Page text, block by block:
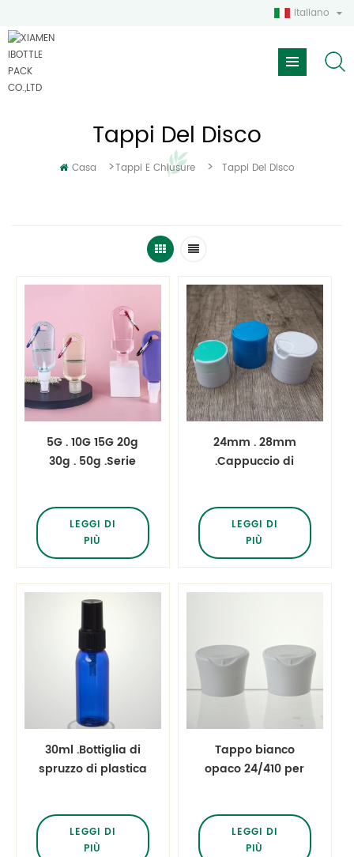
Italiano
Tappi Del Disco
Casa >Tappi E Chiusure > Tappi Del Disco
5G . 10G 15G 20g
30g . 50g .Serie
barattoli
LEGGI DI
PIÙ
24mm . 28mm
.Cappuccio di
cosmetici PP tappo
superiore del disco
LEGGI DI
PIÙ
30ml .Bottiglia di
spruzzo di plastica
cosmetico
LEGGI DI
PIÙ
Tappo bianco
opaco 24/410 per
LEGGI DI
PIÙ